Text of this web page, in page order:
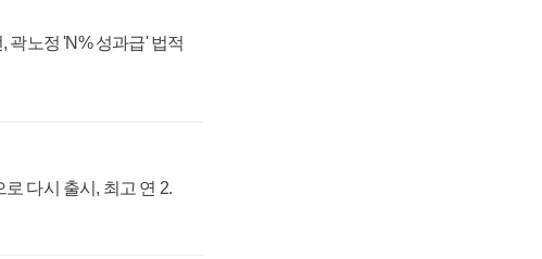
곽노정 'N% 성과급' 법적
다시 출시, 최고 연 2.